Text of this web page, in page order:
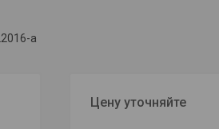
а
Цену уточняйте